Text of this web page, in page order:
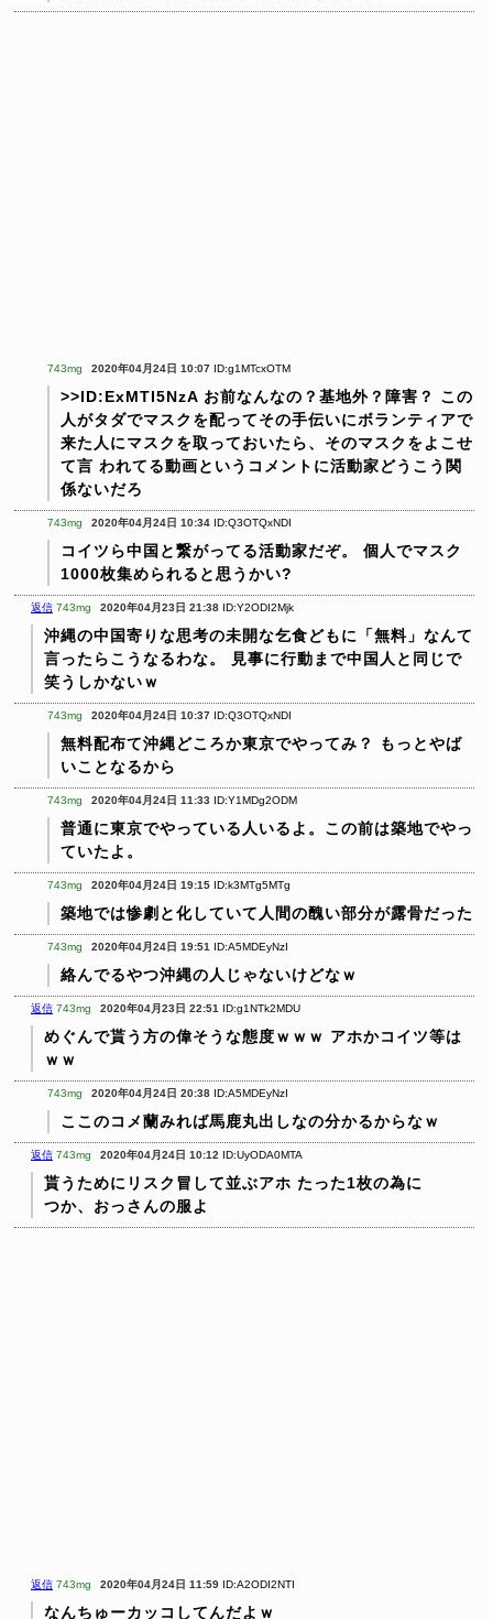
743mg 2020年04月24日 10:07 ID:g1MTcxOTM
>>ID:ExMTI5NzA お前なんなの？基地外？障害？
この
人がタダでマスクを配ってその手伝いにボランティアで
来た人にマスクを取っておいたら、そのマスクをよこせ
て言 われてる動画というコメントに活動家どうこう関
係ないだろ
743mg 2020年04月24日 10:34 ID:Q3OTQxNDI
コイツら中国と繋がってる活動家だぞ。
個人でマスク
1000枚集められると思うかい?
返信 743mg 2020年04月23日 21:38 ID:Y2ODI2Mjk
沖縄の中国寄りな思考の未開な乞食どもに「無料」なんて
言ったらこうなるわな。
見事に行動まで中国人と同じで
笑うしかないｗ
743mg 2020年04月24日 10:37 ID:Q3OTQxNDI
無料配布て沖縄どころか東京でやってみ？
もっとやば
いことなるから
743mg 2020年04月24日 11:33 ID:Y1MDg2ODM
普通に東京でやっている人いるよ。この前は築地でやっ
ていたよ。
743mg 2020年04月24日 19:15 ID:k3MTg5MTg
築地では惨劇と化していて人間の醜い部分が露骨だった
743mg 2020年04月24日 19:51 ID:A5MDEyNzI
絡んでるやつ沖縄の人じゃないけどなｗ
返信 743mg 2020年04月23日 22:51 ID:g1NTk2MDU
めぐんで貰う方の偉そうな態度ｗｗｗ アホかコイツ等は
ｗｗ
743mg 2020年04月24日 20:38 ID:A5MDEyNzI
ここのコメ蘭みれば馬鹿丸出しなの分かるからなｗ
返信 743mg 2020年04月24日 10:12 ID:UyODA0MTA
貰うためにリスク冒して並ぶアホ たった1枚の為に
つか、おっさんの服よ
返信 743mg 2020年04月24日 11:59 ID:A2ODI2NTI
なんちゅーカッコしてんだよｗ